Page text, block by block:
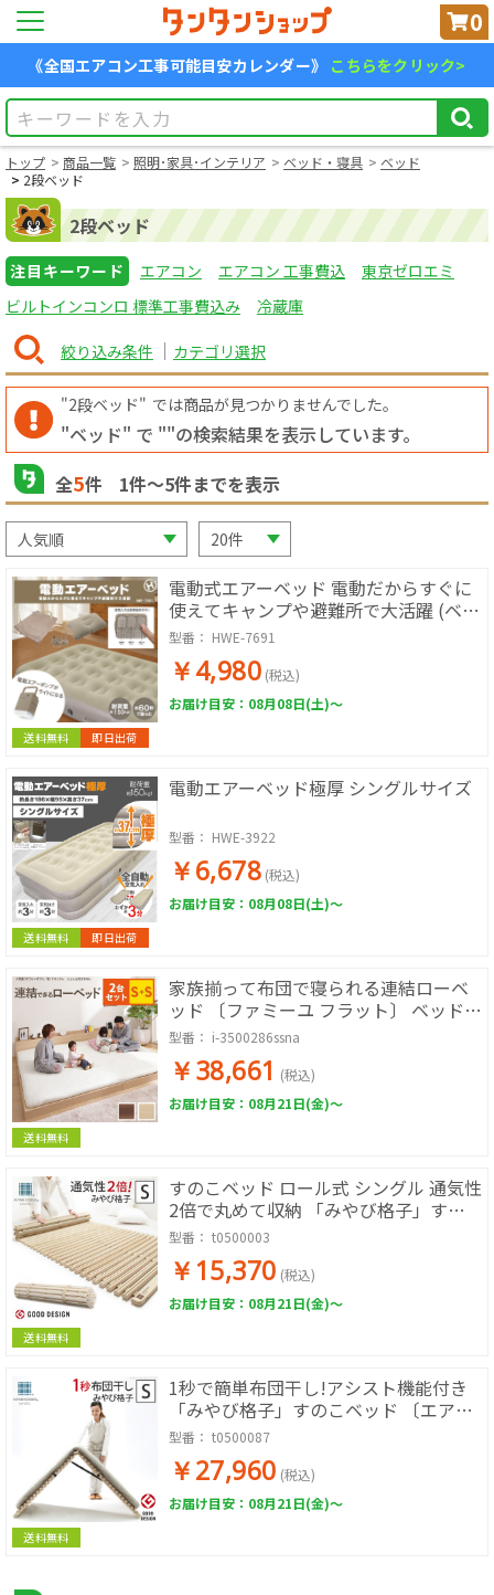
0
《全国エアコン工事可能目安カレンダー》 こちらをクリック>
トップ 商品一覧 照明･家具･インテリア ベッド・寝具
ベッド
2段ベッド
2段ベッド
注目キーワード エアコン エアコン 工事費込
東京ゼロエミ
ビルトインコンロ 標準工事費込み
冷蔵庫
絞り込み条件 カテゴリ選択
"2段ベッド" では商品が見つかりませんでした。
"ベッド" で ""の検索結果を表示しています。
全5件 1件〜5件までを表示
送料無料 即日出荷
電動式エアーベッド 電動だからすぐに
使えてキャンプや避難所で大活躍 (ベー
ジュ)
型番： HWE-7691
￥4,980 (税込)
お届け目安：08月08日(土)～
送料無料 即日出荷
電動エアーベッド極厚 シングルサイズ
型番： HWE-3922
￥6,678 (税込)
お届け目安：08月08日(土)～
送料無料
家族揃って布団で寝られる連結ローベ
ッド 〔ファミーユ フラット〕 ベッドフ
レームのみ シングル+シングル 同色2台
セット (シングル+シングル-ナチュラ
ル)
型番： i-3500286ssna
￥38,661 (税込)
お届け目安：08月21日(金)～
送料無料
すのこベッド ロール式 シングル 通気性
2倍で丸めて収納 「みやび格子」すの
こベッド シングル ロールタイプ 桐 天
然木 スノコベッド 折りたたみベッド す
のこマット 省スペース 除湿 調湿 防カ
ビ 結露防止
型番： t0500003
￥15,370 (税込)
お届け目安：08月21日(金)～
送料無料
1秒で簡単布団干し!アシスト機能付き
「みやび格子」すのこベッド 〔エアラ
イズ〕 シングル
型番： t0500087
￥27,960 (税込)
お届け目安：08月21日(金)～